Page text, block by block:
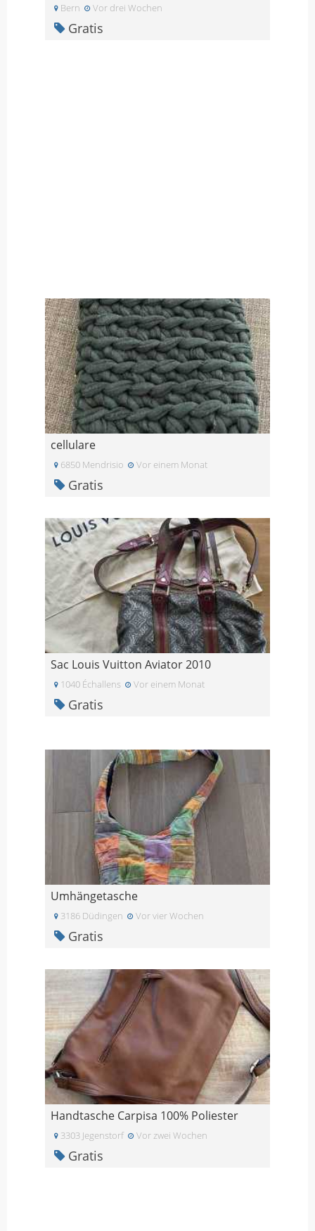
Bern Vor drei Wochen
Gratis
cellulare
6850 Mendrisio Vor einem Monat
Gratis
Sac Louis Vuitton Aviator 2010
1040 Échallens Vor einem Monat
Gratis
Umhängetasche
3186 Düdingen Vor vier Wochen
Gratis
Handtasche Carpisa 100% Poliester
3303 Jegenstorf Vor zwei Wochen
Gratis